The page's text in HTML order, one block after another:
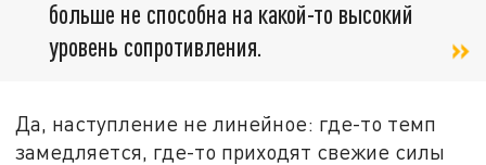
больше не способна на какой-то высокий
уровень сопротивления.
Да, наступление не линейное: где-то темп
замедляется, где-то приходят свежие силы